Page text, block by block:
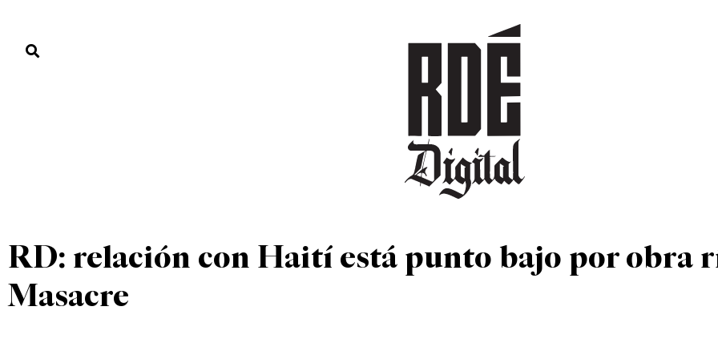
DEPORTES CULTURA ENTRETENIMIENTO
RD: relación con Haití está punto bajo por obra
Masacre